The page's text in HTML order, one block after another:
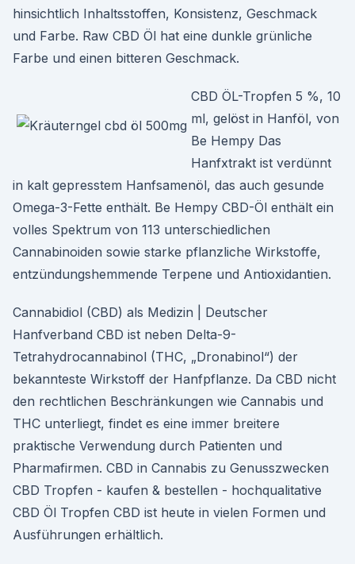
hinsichtlich Inhaltsstoffen, Konsistenz, Geschmack
und Farbe. Raw CBD Öl hat eine dunkle grünliche
Farbe und einen bitteren Geschmack.
CBD ÖL-Tropfen 5 %, 10
ml, gelöst in Hanföl, von
Be Hempy Das
Hanfxtrakt ist verdünnt
in kalt gepresstem Hanfsamenöl, das auch gesunde
Omega-3-Fette enthält. Be Hempy CBD-Öl enthält ein
volles Spektrum von 113 unterschiedlichen
Cannabinoiden sowie starke pflanzliche Wirkstoffe,
entzündungshemmende Terpene und Antioxidantien.
Cannabidiol (CBD) als Medizin | Deutscher
Hanfverband CBD ist neben Delta-9-
Tetrahydrocannabinol (THC, „Dronabinol“) der
bekannteste Wirkstoff der Hanfpflanze. Da CBD nicht
den rechtlichen Beschränkungen wie Cannabis und
THC unterliegt, findet es eine immer breitere
praktische Verwendung durch Patienten und
Pharmafirmen. CBD in Cannabis zu Genusszwecken
CBD Tropfen - kaufen & bestellen - hochqualitative
CBD Öl Tropfen CBD ist heute in vielen Formen und
Ausführungen erhältlich.